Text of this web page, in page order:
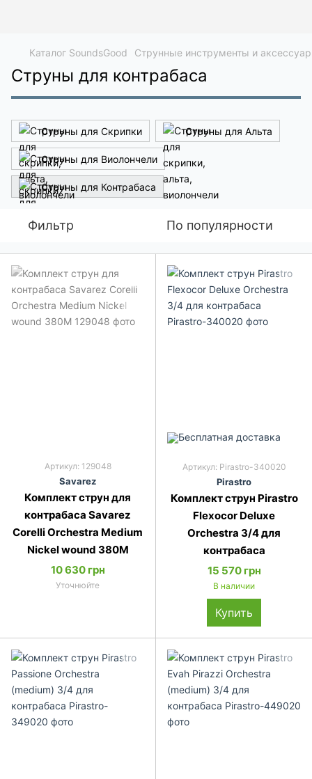
Каталог SoundsGood Струнные инструменты и
Струны для контрабаса
Струны для Скрипки Струны для Альта
Струны для Виолончели
Струны для Контрабаса
Фильтр По популярности
Артикул: 129048
Savarez
Комплект струн для
контрабаса Savarez
Corelli Orchestra Medium
Nickel wound 380M
10 630 грн
Уточнюйте
Артикул: Pirastro-340020
Pirastro
Комплект струн Pirastro
Flexocor Deluxe
Orchestra 3/4 для
контрабаса
15 570 грн
В наличии
Купить